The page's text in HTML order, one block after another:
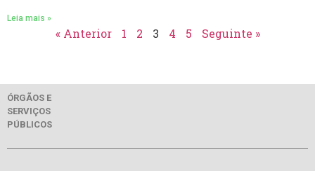
Leia mais »
« Anterior 1 2 3 4 5 Seguinte »
ÓRGÃOS E
SERVIÇOS
PÚBLICOS